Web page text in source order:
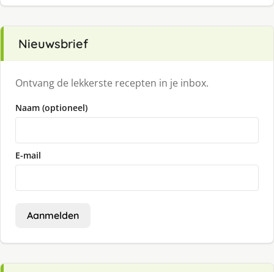
Nieuwsbrief
Ontvang de lekkerste recepten in je inbox.
Naam (optioneel)
E-mail
Aanmelden